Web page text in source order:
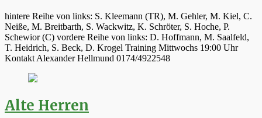
hintere Reihe von links: S. Kleemann (TR), M. Gehler, M. Kiel, C.
Neiße, M. Breitbarth, S. Wackwitz, K. Schröter, S. Hoche, P.
Schewior (C) vordere Reihe von links: D. Hoffmann, M. Saalfeld,
T. Heidrich, S. Beck, D. Krogel Training Mittwochs 19:00 Uhr
Kontakt Alexander Hellmund 0174/4922548
Alte Herren